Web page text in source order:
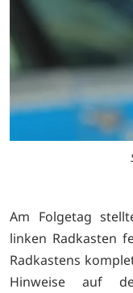
Am Folgetag
linken Radkasten
Radkastens
Hinweise auf